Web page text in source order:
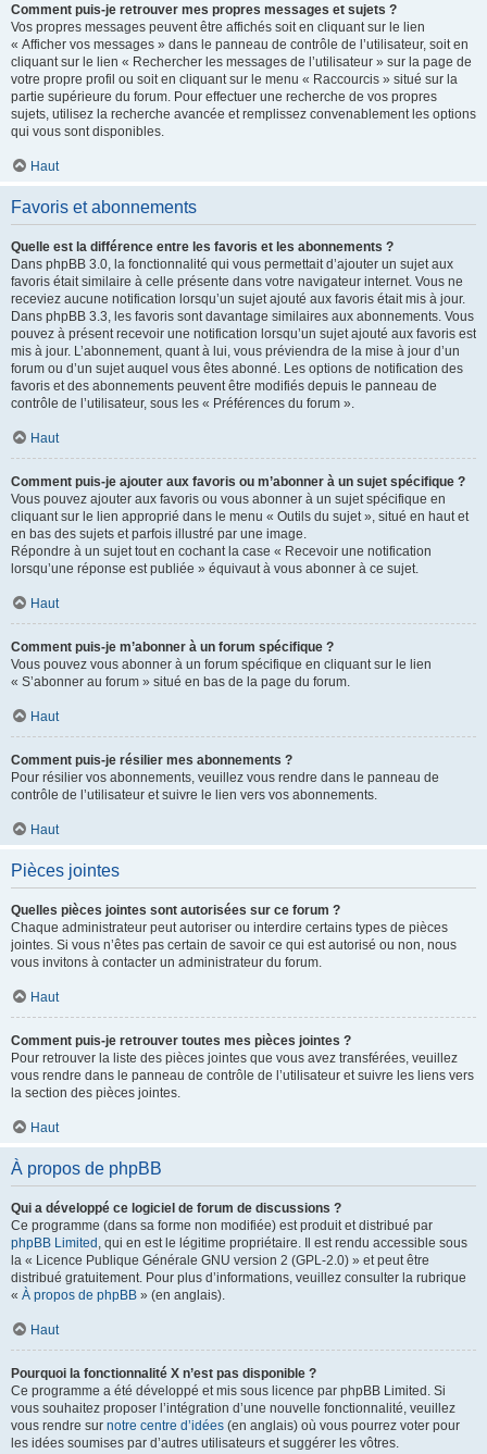
Comment puis-je retrouver mes propres messages et sujets ?
Vos propres messages peuvent être affichés soit en cliquant sur le lien
« Afficher vos messages » dans le panneau de contrôle de l’utilisateur, soit en
cliquant sur le lien « Rechercher les messages de l’utilisateur » sur la page de
votre propre profil ou soit en cliquant sur le menu « Raccourcis » situé sur la
partie supérieure du forum. Pour effectuer une recherche de vos propres
sujets, utilisez la recherche avancée et remplissez convenablement les options
qui vous sont disponibles.
Haut
Favoris et abonnements
Quelle est la différence entre les favoris et les abonnements ?
Dans phpBB 3.0, la fonctionnalité qui vous permettait d’ajouter un sujet aux
favoris était similaire à celle présente dans votre navigateur internet. Vous ne
receviez aucune notification lorsqu’un sujet ajouté aux favoris était mis à jour.
Dans phpBB 3.3, les favoris sont davantage similaires aux abonnements. Vous
pouvez à présent recevoir une notification lorsqu’un sujet ajouté aux favoris est
mis à jour. L’abonnement, quant à lui, vous préviendra de la mise à jour d’un
forum ou d’un sujet auquel vous êtes abonné. Les options de notification des
favoris et des abonnements peuvent être modifiés depuis le panneau de
contrôle de l’utilisateur, sous les « Préférences du forum ».
Haut
Comment puis-je ajouter aux favoris ou m’abonner à un sujet spécifique ?
Vous pouvez ajouter aux favoris ou vous abonner à un sujet spécifique en
cliquant sur le lien approprié dans le menu « Outils du sujet », situé en haut et
en bas des sujets et parfois illustré par une image.
Répondre à un sujet tout en cochant la case « Recevoir une notification
lorsqu’une réponse est publiée » équivaut à vous abonner à ce sujet.
Haut
Comment puis-je m’abonner à un forum spécifique ?
Vous pouvez vous abonner à un forum spécifique en cliquant sur le lien
« S’abonner au forum » situé en bas de la page du forum.
Haut
Comment puis-je résilier mes abonnements ?
Pour résilier vos abonnements, veuillez vous rendre dans le panneau de
contrôle de l’utilisateur et suivre le lien vers vos abonnements.
Haut
Pièces jointes
Quelles pièces jointes sont autorisées sur ce forum ?
Chaque administrateur peut autoriser ou interdire certains types de pièces
jointes. Si vous n’êtes pas certain de savoir ce qui est autorisé ou non, nous
vous invitons à contacter un administrateur du forum.
Haut
Comment puis-je retrouver toutes mes pièces jointes ?
Pour retrouver la liste des pièces jointes que vous avez transférées, veuillez
vous rendre dans le panneau de contrôle de l’utilisateur et suivre les liens vers
la section des pièces jointes.
Haut
À propos de phpBB
Qui a développé ce logiciel de forum de discussions ?
Ce programme (dans sa forme non modifiée) est produit et distribué par
phpBB Limited , qui en est le légitime propriétaire. Il est rendu accessible sous
la « Licence Publique Générale GNU version 2 (GPL-2.0) » et peut être
distribué gratuitement. Pour plus d’informations, veuillez consulter la rubrique
« À propos de phpBB » (en anglais).
Haut
Pourquoi la fonctionnalité X n’est pas disponible ?
Ce programme a été développé et mis sous licence par phpBB Limited. Si
vous souhaitez proposer l’intégration d’une nouvelle fonctionnalité, veuillez
vous rendre sur notre centre d’idées (en anglais) où vous pourrez voter pour
les idées soumises par d’autres utilisateurs et suggérer les vôtres.